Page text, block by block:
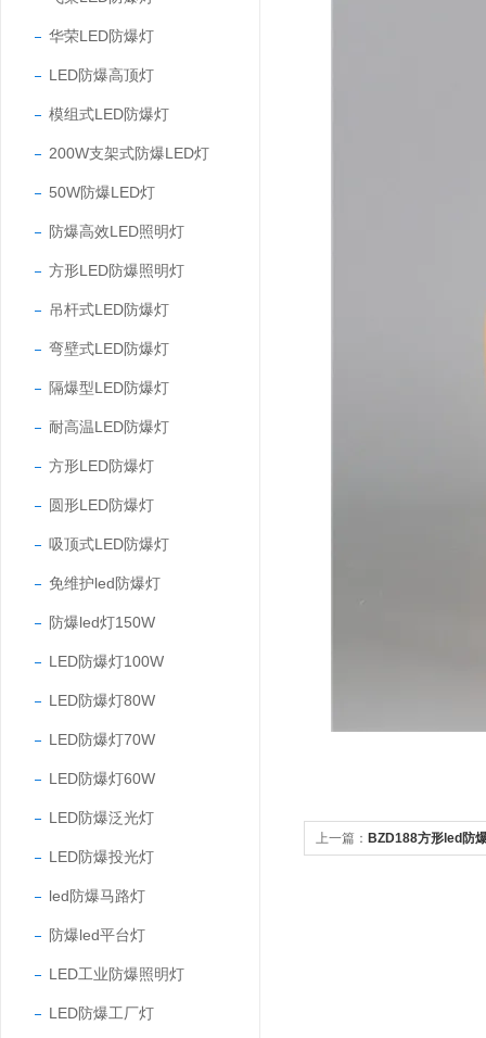
华荣LED防爆灯
LED防爆高顶灯
模组式LED防爆灯
200W支架式防爆LED灯
50W防爆LED灯
防爆高效LED照明灯
方形LED防爆照明灯
吊杆式LED防爆灯
弯壁式LED防爆灯
隔爆型LED防爆灯
耐高温LED防爆灯
方形LED防爆灯
圆形LED防爆灯
吸顶式LED防爆灯
免维护led防爆灯
防爆led灯150W
LED防爆灯100W
LED防爆灯80W
LED防爆灯70W
LED防爆灯60W
LED防爆泛光灯
LED防爆投光灯
led防爆马路灯
防爆led平台灯
LED工业防爆照明灯
LED防爆工厂灯
上一篇： BZD188方形led防